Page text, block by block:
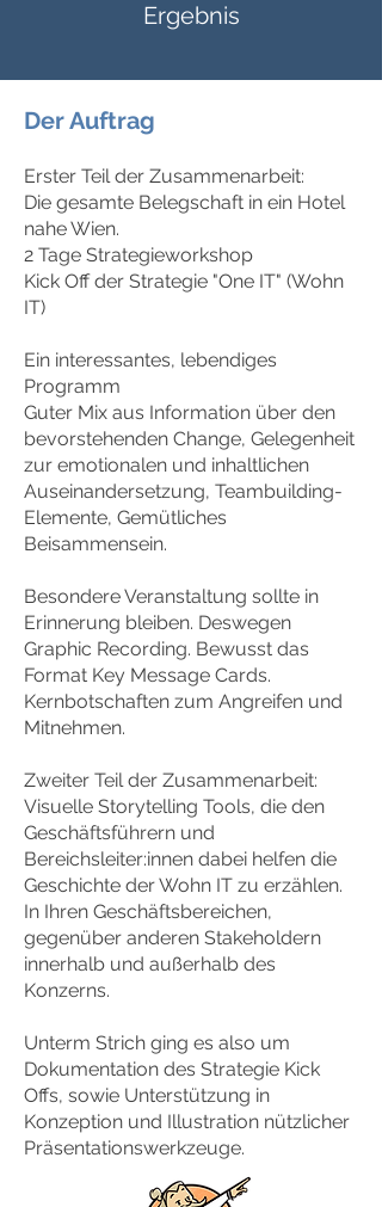
Ergebnis
Der Auftrag
Erster Teil der Zusammenarbeit:
Die gesamte Belegschaft in ein Hotel
nahe Wien.
2 Tage Strategieworkshop
Kick Off der Strategie "One IT" (Wohn
IT)
Ein interessantes, lebendiges
Programm
Guter Mix aus Information über den
bevorstehenden Change, Gelegenheit
zur emotionalen und inhaltlichen
Auseinandersetzung, Teambuilding-
Elemente, Gemütliches
Beisammensein.
Besondere Veranstaltung sollte in
Erinnerung bleiben. Deswegen
Graphic Recording. Bewusst das
Format Key Message Cards.
Kernbotschaften zum Angreifen und
Mitnehmen.
Zweiter Teil der Zusammenarbeit:
Visuelle Storytelling Tools, die den
Geschäftsführern und
Bereichsleiter:innen dabei helfen die
Geschichte der Wohn IT zu erzählen.
In Ihren Geschäftsbereichen,
gegenüber anderen Stakeholdern
innerhalb und außerhalb des
Konzerns.
Unterm Strich ging es also um
Dokumentation des Strategie Kick
Offs, sowie Unterstützung in
Konzeption und Illustration nützlicher
Präsentationswerkzeuge.